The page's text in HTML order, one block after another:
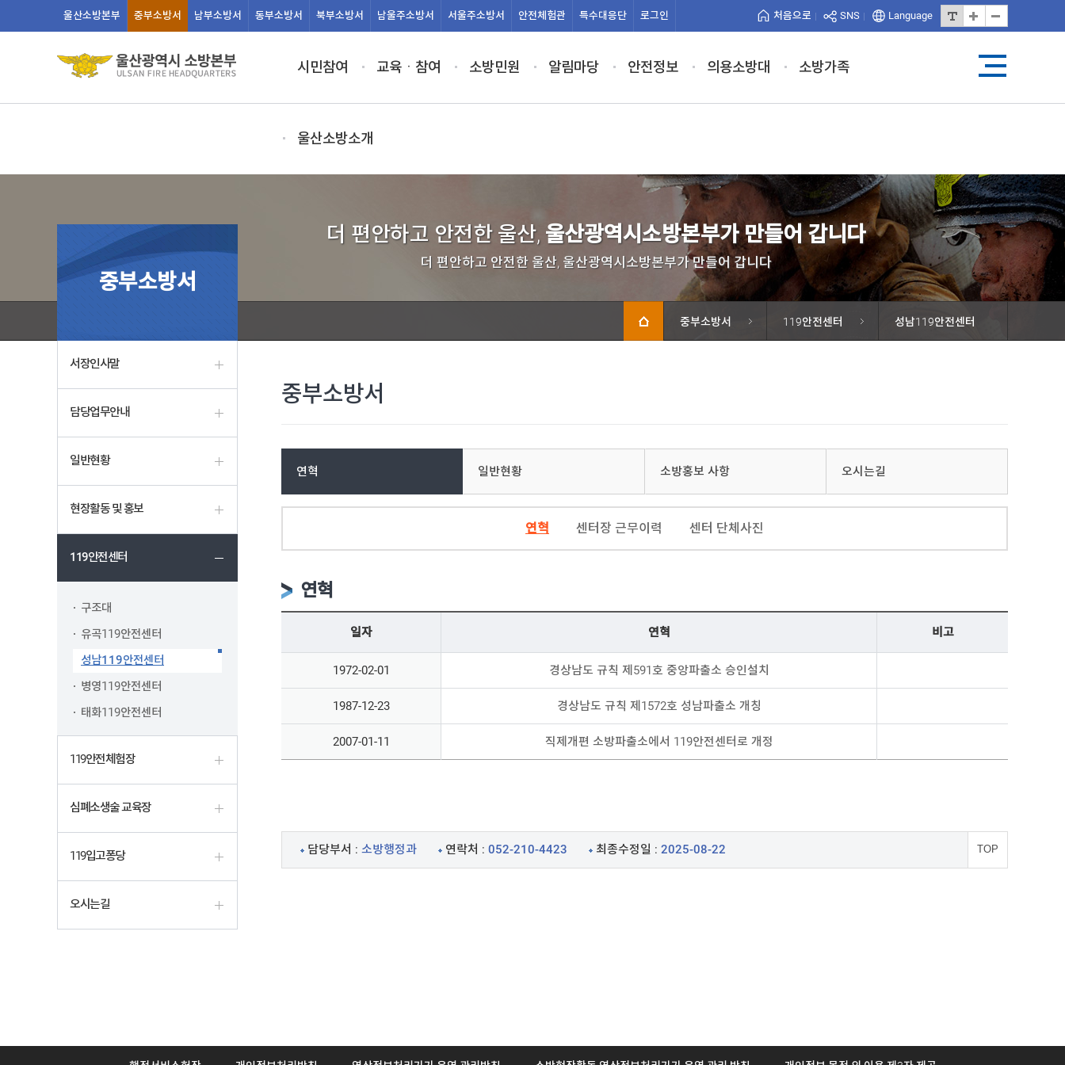
울산소방본부 중부소방서 남부소방서 동부소방서 북부소방서 남울주소방서 서울주소방서 안전체험관 특수대응단 로그인 처음으로 SNS Language
시민참여 교육ㆍ참여 소방민원 알림마당 안전정보 의용소방대 소방가족
울산소방소개
더 편안하고 안전한 울산, 울산광역시소방본부가 만들어 갑니다
더 편안하고 안전한 울산, 울산광역시소방본부가 만들어 갑니다
중부소방서 119안전센터 성남119안전센터
중부소방서
서장인사말
담당업무안내
일반현황
현장활동 및 홍보
119안전센터
구조대
유곡119안전센터
성남119안전센터
병영119안전센터
태화119안전센터
119안전체험장
심폐소생술 교육장
119입고퐁당
오시는길
중부소방서
연혁 일반현황 소방홍보 사항 오시는길
연혁 센터장 근무이력 센터 단체사진
연혁
일자 연혁 비고
1972-02-01 경상남도 규칙 제591호 중앙파출소 승인설치
1987-12-23 경상남도 규칙 제1572호 성남파출소 개칭
2007-01-11 직제개편 소방파출소에서 119안전센터로 개정
담당부서 : 소방행정과 연락처 : 052-210-4423 최종수정일 : 2025-08-22 TOP